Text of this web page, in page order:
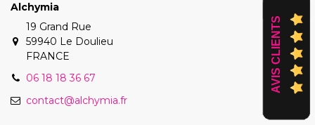
Alchymia
19 Grand Rue
59940 Le Doulieu
FRANCE
06 18 18 36 67
contact@alchymia.fr
AVIS CLIENTS